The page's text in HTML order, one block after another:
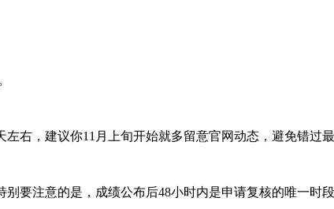
，建议你11月上旬开始就多留意官网动态，避免错过最
注意的是，成绩公布后48小时内是申请复核的唯一时段